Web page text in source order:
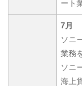
ート
7月
ソニ
業務
ソニ
海上